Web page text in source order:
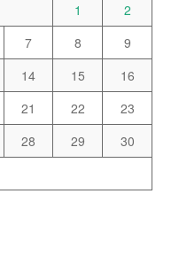
1
2
7 8
9
14 15
16
21 22
23
28 29
30